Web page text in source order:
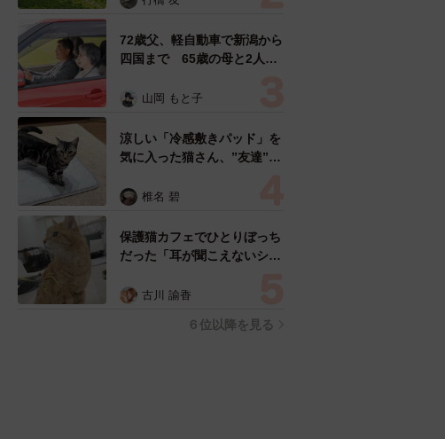
72歳父、軽自動車で新潟から
四国まで 65歳の母と2人で
憩まで分刻み… 「大学生で
山岡 もと子
涼しい「冷感敷きパッド」を
気に入った猫さん、”友達”を
毛づくろいでおもてなし
椎名 碧
保護猫カフェでひとりぼっち
だった「耳が聞こえないシニ
のペットロスで適応障害だっ
古川 諭香
６位以降を見る